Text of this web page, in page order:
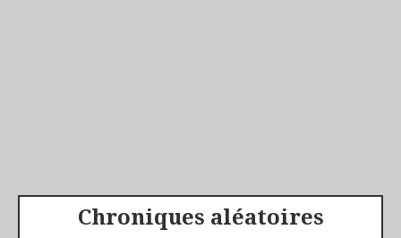
Chroniques aléatoires